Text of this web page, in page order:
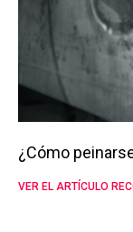
¿Cómo
VER EL ARTÍCULO